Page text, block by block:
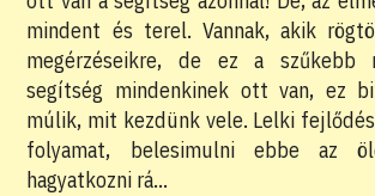
mindent és terel. Vannak, akik
megérzéseikre, de ez a
segítség mindenkinek ott van, ez
múlik, mit kezdünk vele. Lelki
folyamat, belesimulni ebbe az
hagyatkozni rá…